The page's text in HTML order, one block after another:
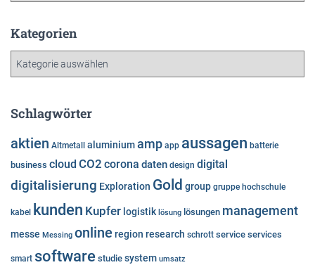
h
Kategorien
g
r
i
e
Schlagwörter
aktien Altmetall aluminiumamp app aussagen batterie
business cloud CO2 corona daten design digital
digitalisierung Exploration Gold group gruppe hochschule
kabel kunden Kupfer logistik lösung lösungen management
messe Messing online region research schrott service services
smart software studie system umsatz